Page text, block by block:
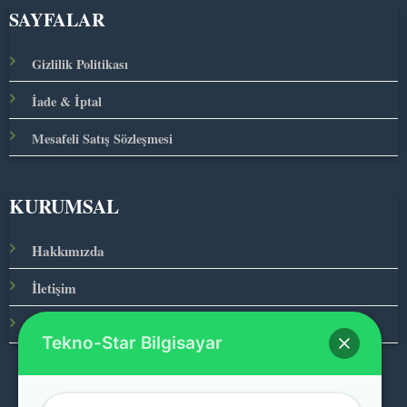
SAYFALAR
Gizlilik Politikası
İade & İptal
Mesafeli Satış Sözleşmesi
KURUMSAL
Hakkımızda
İletişim
Tekno-Star Bilgisayar